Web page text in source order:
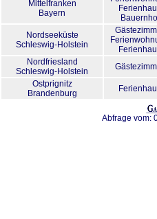
Mittelfranken
Bayern
Nordseeküste
Schleswig-Holstein
Nordfriesland
Schleswig-Holstein
Ostprignitz
Brandenburg
Abfrage vom: